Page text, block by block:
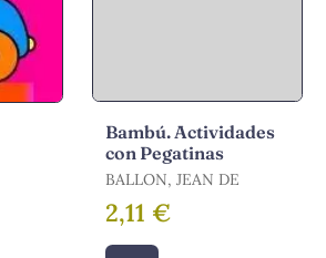
Bambú. Actividades
con Pegatinas
BALLON, JEAN DE
2,11 €